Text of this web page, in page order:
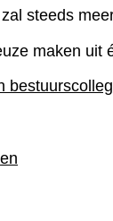
steeds
maken uit